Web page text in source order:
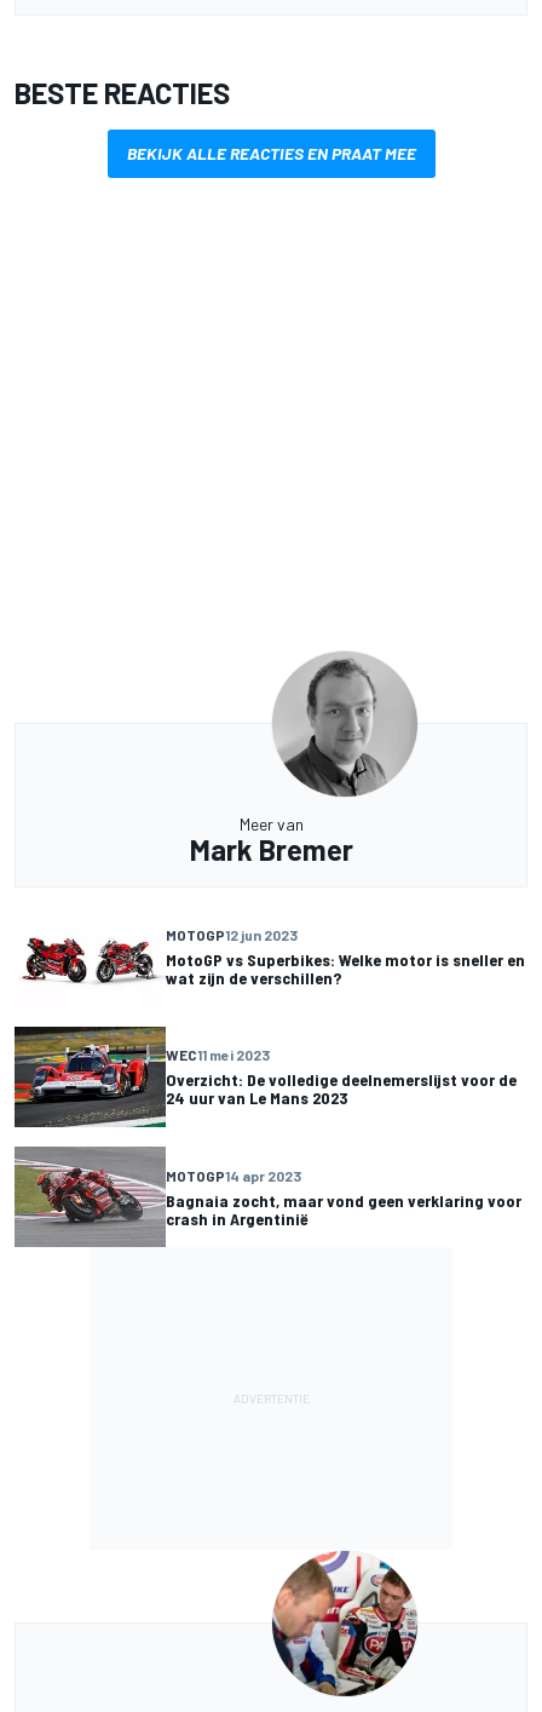
BESTE REACTIES
BEKIJK ALLE REACTIES EN PRAAT MEE
Meer van
Mark Bremer
MOTOGP12 jun 2023
MotoGP vs Superbikes: Welke motor is sneller en
wat zijn de verschillen?
WEC11 mei 2023
Overzicht: De volledige deelnemerslijst voor de
24 uur van Le Mans 2023
MOTOGP14 apr 2023
Bagnaia zocht, maar vond geen verklaring voor
crash in Argentinië